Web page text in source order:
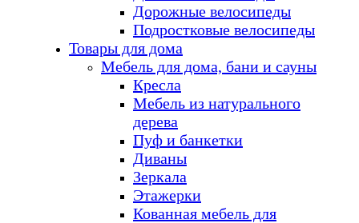
Дорожные велосипеды
Подростковые велосипеды
Товары для дома
Мебель для дома, бани и сауны
Кресла
Мебель из натурального
дерева
Пуф и банкетки
Диваны
Зеркала
Этажерки
Кованная мебель для